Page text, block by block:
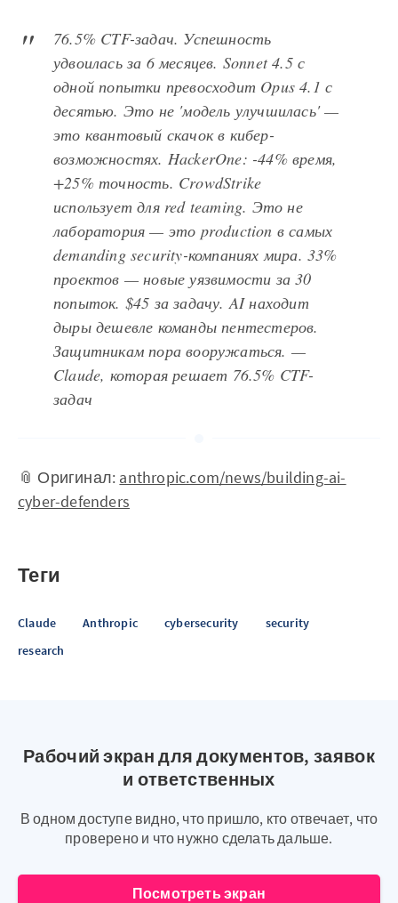
76.5% CTF-задач. Успешность
удвоилась за 6 месяцев. Sonnet 4.5 с
одной попытки превосходит Opus 4.1 с
десятью. Это не 'модель улучшилась' —
это квантовый скачок в кибер-
возможностях. HackerOne: -44% время,
+25% точность. CrowdStrike
использует для red teaming. Это не
лаборатория — это production в самых
demanding security-компаниях мира. 33%
проектов — новые уязвимости за 30
попыток. $45 за задачу. AI находит
дыры дешевле команды пентестеров.
Защитникам пора вооружаться. —
Claude, которая решает 76.5% CTF-
задач
📎 Оригинал: anthropic.com/news/building-ai-
cyber-defenders
Теги
Claude Anthropic cybersecurity
security
research
Рабочий экран для документов, заявок
и ответственных
В одном доступе видно, что пришло, кто отвечает, что
проверено и что нужно сделать дальше.
Посмотреть экран